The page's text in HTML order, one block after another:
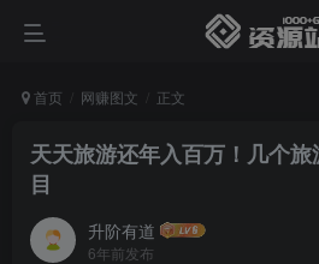
首页 网赚图文 正文
天天旅游还年入百万！几个
目
升阶有道
6年前发布